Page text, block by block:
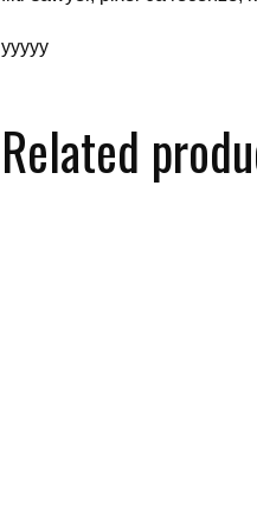
yyyyy
Related